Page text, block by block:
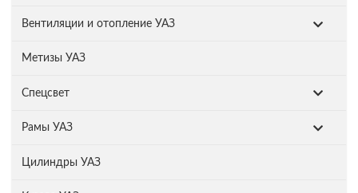
Вентиляции и отопление УАЗ
Метизы УАЗ
Спецсвет
Рамы УАЗ
Цилиндры УАЗ